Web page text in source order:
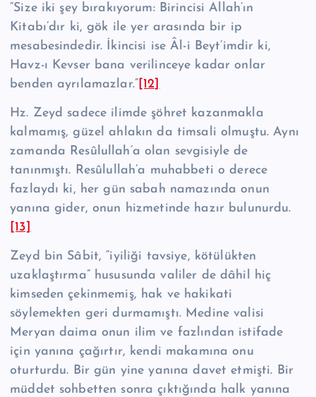
“Size iki şey bırakıyorum: Birincisi Allah’ın
Kitabı’dır ki, gök ile yer arasında bir ip
mesabesindedir. İkincisi ise Âl-i Beyt’imdir ki,
Havz-ı Kevser bana veri­linceye kadar onlar
benden ayrılamazlar.” [12]
Hz. Zeyd sadece ilimde şöhret kazanmakla
kalmamış, güzel ahlakın da tim­sali olmuştu. Aynı
zamanda Re­sû­lul­lah’a olan sevgisiyle de
tanınmıştı. Re­sû­lul­lah’a muhabbeti o derece
fazlaydı ki, her gün sabah namazında onun
yanına gider, onun hizmetinde hazır bulunurdu.
[13]
Zeyd bin Sâbit, “iyiliği tavsiye, kötülükten
uzaklaştırma” hususunda valiler de dâhil hiç
kimseden çekinmemiş, hak ve hakikati
söylemekten geri durmamıştı. Medine valisi
Meryan daima onun ilim ve fazlından istifade
için yanına çağırtır, kendi makamına onu
oturturdu. Bir gün yine yanına davet etmişti. Bir
müddet sohbetten sonra çıktığında halk yanına